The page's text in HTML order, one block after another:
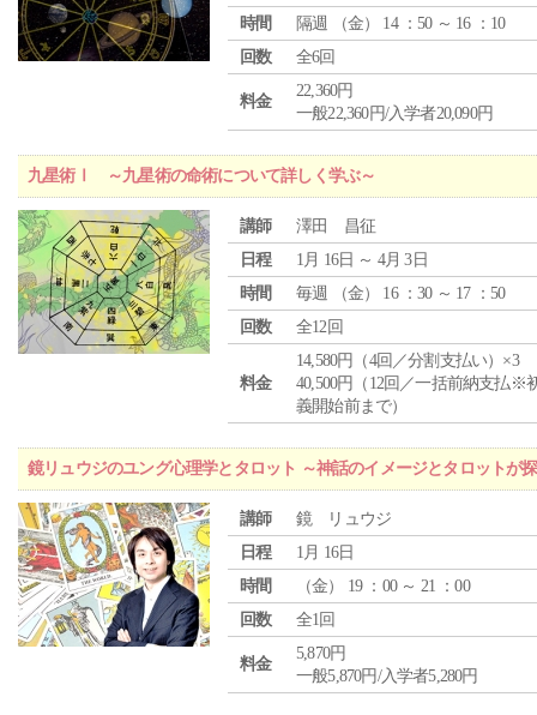
時間
隔週 （金） 14 ：50 ～ 16 ：10
回数
全6回
料金
22,360円
一般22,360円/入学者20,090円
九星術Ⅰ ～九星術の命術について詳しく学ぶ～
講師
澤田 昌征
日程
1月 16日 ～ 4月 3日
時間
毎週 （金） 16 ：30 ～ 17 ：50
回数
全12回
料金
14,580円（4回／分割支払い）×3
40,500円（12回／一括前納支払※
義開始前まで）
鏡リュウジのユング心理学とタロット ～神話のイメージとタロットが
講師
鏡 リュウジ
日程
1月 16日
時間
（金） 19 ：00 ～ 21 ：00
回数
全1回
料金
5,870円
一般5,870円/入学者5,280円